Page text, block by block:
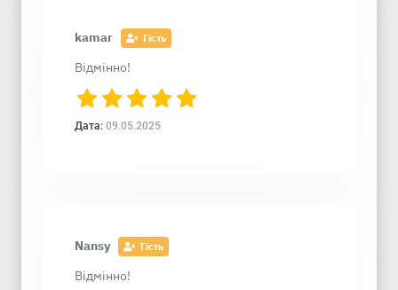
kamar Гість
Відмінно!
Дата: 09.05.2025
Nansy Гість
Відмінно!